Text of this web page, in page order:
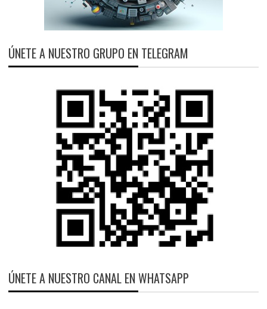
ÚNETE A NUESTRO GRUPO EN TELEGRAM
ÚNETE A NUESTRO CANAL EN WHATSAPP